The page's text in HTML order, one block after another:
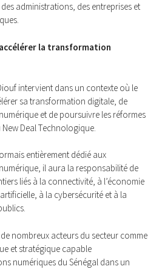
administrations, des entreprises et
la transformation
intervient dans un contexte où le
sa transformation digitale, de
et de poursuivre les réformes
Deal Technologique.
entièrement dédié aux
il aura la responsabilité de
liés à la connectivité, à l’économie
à la cybersécurité et à la
nombreux acteurs du secteur comme
et stratégique capable
numériques du Sénégal dans un